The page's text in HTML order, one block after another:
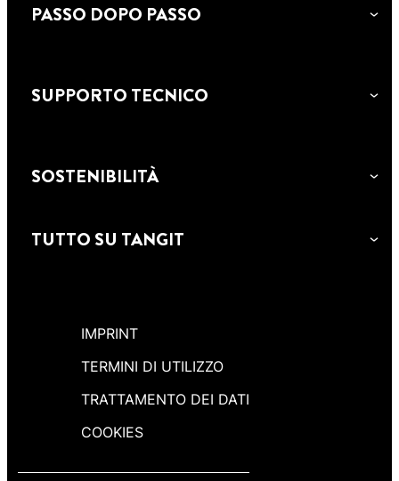
PASSO DOPO PASSO
SUPPORTO TECNICO
SOSTENIBILITÀ
TUTTO SU TANGIT
IMPRINT
TERMINI DI UTILIZZO
TRATTAMENTO DEI DATI
COOKIES